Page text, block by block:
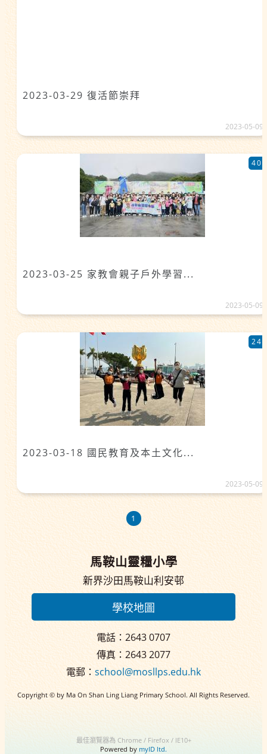
2023-03-29 復活節崇拜
2023-05-09
2023-03-25 家教會親子戶外學習...
40
2023-05-09
2023-03-18 國民教育及本土文化...
24
2023-05-09
1
馬鞍山靈糧小學
新界沙田馬鞍山利安邨
學校地圖
電話：2643 0707
傳真：2643 2077
電郵： school@mosllps.edu.hk
Copyright © by Ma On Shan Ling Liang Primary School. All Rights Reserved.
最佳瀏覽器為 Chrome / Firefox / IE10+
Powered by myID ltd.